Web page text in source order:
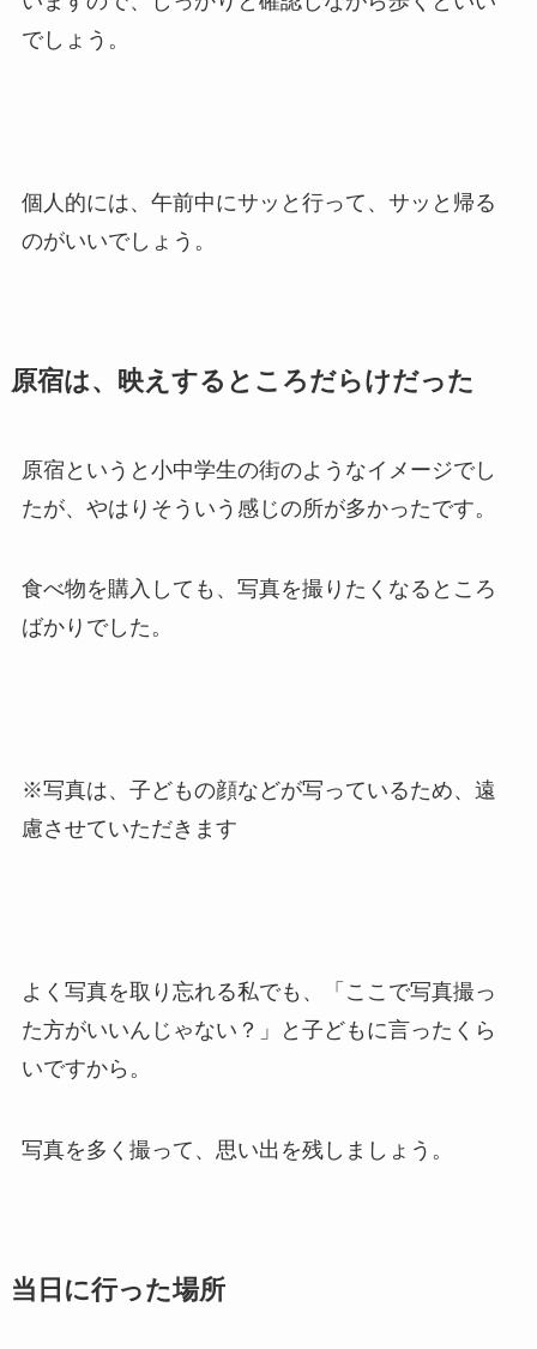
でしょう。
個人的には、午前中にサッと行って、サッと帰る
のがいいでしょう。
原宿は、映えするところだらけだった
原宿というと小中学生の街のようなイメージでし
たが、やはりそういう感じの所が多かったです。
食べ物を購入しても、写真を撮りたくなるところ
ばかりでした。
※写真は、子どもの顔などが写っているため、遠
慮させていただきます
よく写真を取り忘れる私でも、「ここで写真撮っ
た方がいいんじゃない？」と子どもに言ったくら
いですから。
写真を多く撮って、思い出を残しましょう。
当日に行った場所